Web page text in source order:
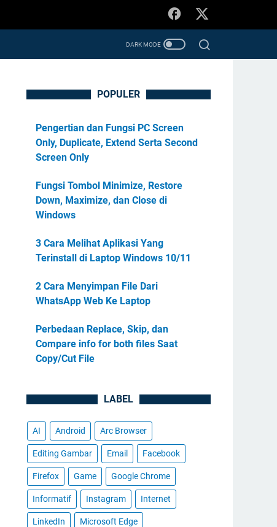
POPULER
Pengertian dan Fungsi PC Screen
Only, Duplicate, Extend Serta Second
Screen Only
Fungsi Tombol Minimize, Restore
Down, Maximize, dan Close di
Windows
3 Cara Melihat Aplikasi Yang
Terinstall di Laptop Windows 10/11
2 Cara Menyimpan File Dari
WhatsApp Web Ke Laptop
Perbedaan Replace, Skip, dan
Compare info for both files Saat
Copy/Cut File
LABEL
AI Android Arc Browser
Editing Gambar Email Facebook
Firefox Game Google Chrome
Informatif Instagram Internet
LinkedIn Microsoft Edge